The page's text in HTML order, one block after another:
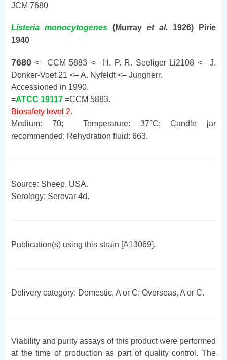
JCM 7680
Listeria monocytogenes(Murrayet al. 1926) Pirie
1940
7680<– CCM 5883 <– H. P. R. Seeliger Li2108 <– J.
Donker-Voet 21 <– A. Nyfeldt <– Jungherr.
Accessioned in 1990.
=ATCC 19117=CCM 5883.
Biosafety level 2.
Medium: 70; Temperature: 37°C; Candle jar
recommended; Rehydration fluid: 663.
Source: Sheep, USA.
Serology: Serovar 4d.
Publication(s) using this strain [A13069].
Delivery category: Domestic, A or C; Overseas, A or C.
Viability and purity assays of this product were performed
at the time of production as part of quality control. The